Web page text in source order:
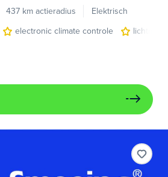
437 km actieradius
Elektrisch
electronic climate controle